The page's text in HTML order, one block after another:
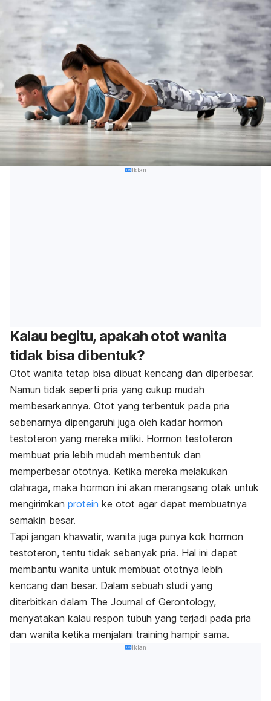
Iklan
Kalau begitu, apakah otot wanita
tidak bisa dibentuk?
Otot wanita tetap bisa dibuat kencang dan diperbesar.
Namun tidak seperti pria yang cukup mudah
membesarkannya. Otot yang terbentuk pada pria
sebenarnya dipengaruhi juga oleh kadar hormon
testoteron yang mereka miliki. Hormon testoteron
membuat pria lebih mudah membentuk dan
memperbesar ototnya. Ketika mereka melakukan
olahraga, maka hormon ini akan merangsang otak untuk
mengirimkan protein ke otot agar dapat membuatnya
semakin besar.
Tapi jangan khawatir, wanita juga punya kok hormon
testoteron, tentu tidak sebanyak pria. Hal ini dapat
membantu wanita untuk membuat ototnya lebih
kencang dan besar. Dalam sebuah studi yang
diterbitkan dalam The Journal of Gerontology,
menyatakan kalau respon tubuh yang terjadi pada pria
dan wanita ketika menjalani training hampir sama.
Iklan